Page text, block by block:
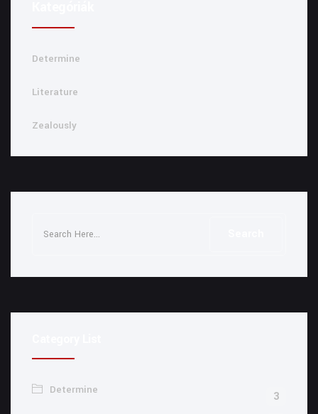
Determine
Literature
Zealously
Determine 3